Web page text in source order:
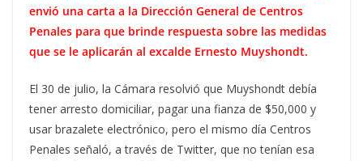
envió una carta a la Dirección General de Centros
Penales para que brinde respuesta sobre las medidas
que se le aplicarán al excalde Ernesto Muyshondt.
El 30 de julio, la Cámara resolvió que Muyshondt debía
tener arresto domiciliar, pagar una fianza de $50,000 y
usar brazalete electrónico, pero el mismo día Centros
Penales señaló, a través de Twitter, que no tenían esa